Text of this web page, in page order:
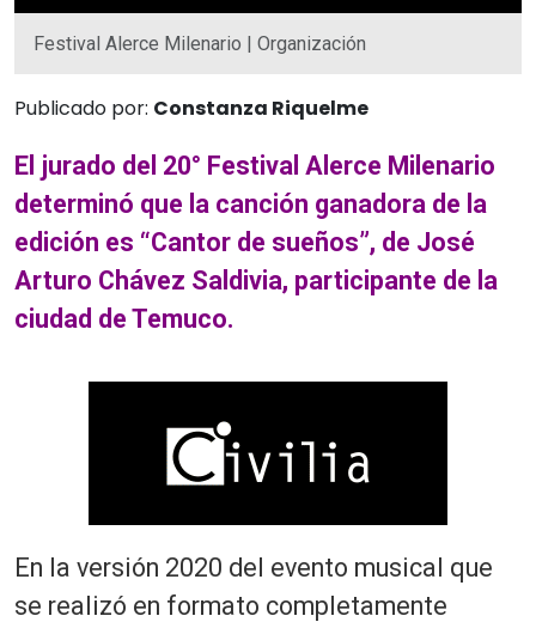
Festival Alerce Milenario | Organización
Publicado por: Constanza Riquelme
El jurado del 20° Festival Alerce Milenario
determinó que la canción ganadora de la
edición es “Cantor de sueños”, de José
Arturo Chávez Saldivia, participante de la
ciudad de Temuco.
En la versión 2020 del evento musical que
se realizó en formato completamente